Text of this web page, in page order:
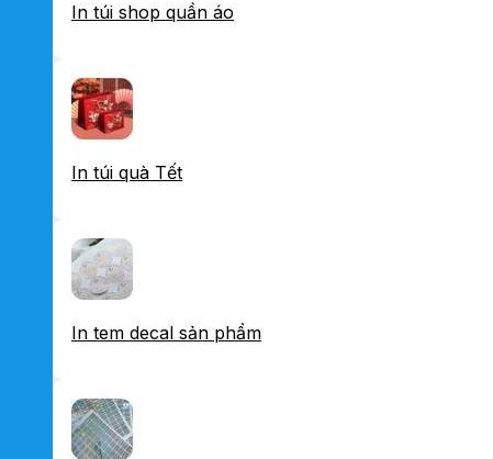
In túi shop quần áo
In túi quà Tết
In tem decal sản phẩm